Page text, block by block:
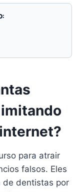
para atrair
falsos. Eles
de dentistas por